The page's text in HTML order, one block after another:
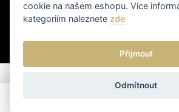
© 2026 ITALSKY INTERIER s.r.o. Vytvořilo
nastavení cookies
cookie na našem eshopu. Více informací k jednotlivým
kategoriím naleznete zde
Přijmout
Odmítnout